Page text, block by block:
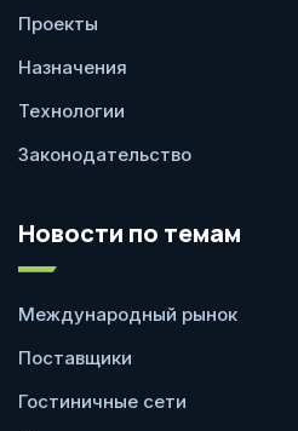
Проекты
Назначения
Технологии
Законодательство
Новости по темам
Международный рынок
Поставщики
Гостиничные сети